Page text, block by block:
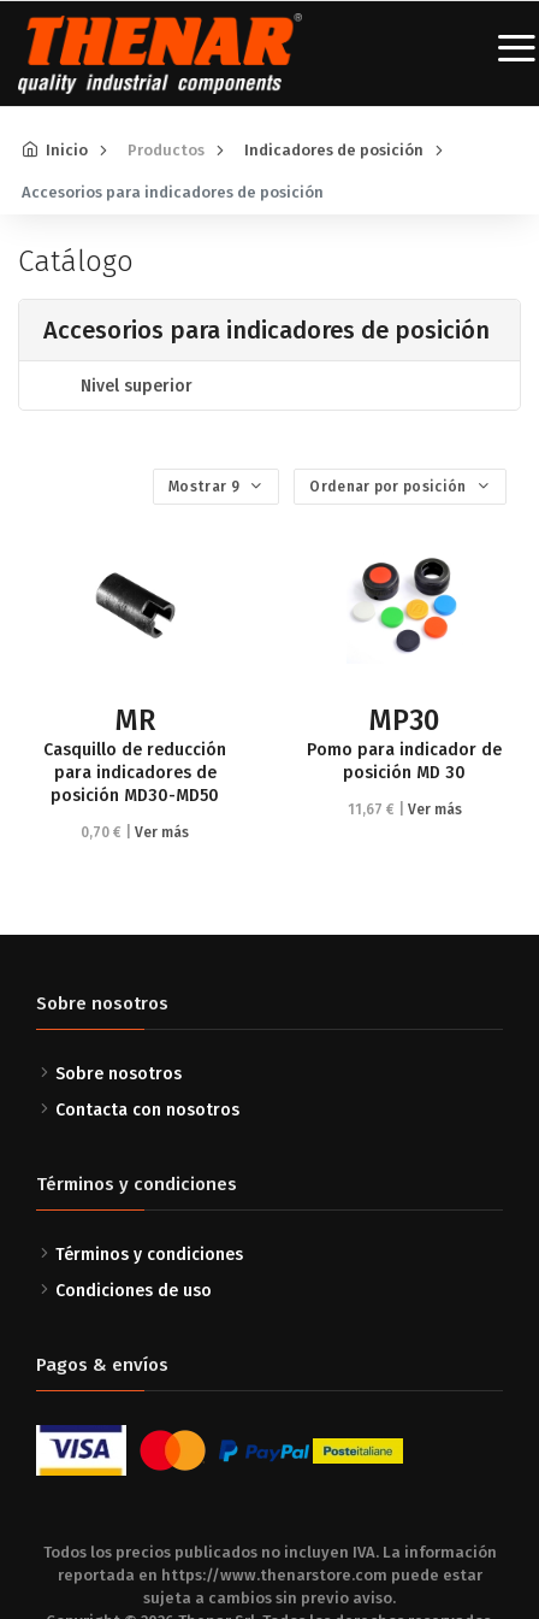
Inicio Productos Indicadores de posición
Accesorios para indicadores de posición
Catálogo
Accesorios para indicadores de posición
Nivel superior
Mostrar 9 Ordenar por posición
MR
Casquillo de reducción
para indicadores de
posición MD30-MD50
0,70 € | Ver más
MP30
Pomo para indicador de
posición MD 30
11,67 € | Ver más
Sobre nosotros
Sobre nosotros
Contacta con nosotros
Términos y condiciones
Términos y condiciones
Condiciones de uso
Pagos & envíos
Todos los precios publicados no incluyen IVA. La información
reportada en https://www.thenarstore.com puede estar
sujeta a cambios sin previo aviso.